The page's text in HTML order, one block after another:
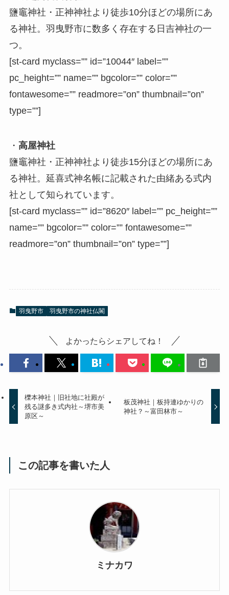
鹽竈神社・正神神社より徒歩10分ほどの場所にあ
る神社。羽曳野市に数多く存在する日吉神社の一
つ。
[st-card myclass=”” id=”10044″ label=””
pc_height=”” name=”” bgcolor=”” color=””
fontawesome=”” readmore=”on” thumbnail=”on”
type=””]
・ 高屋神社
鹽竈神社・正神神社より徒歩15分ほどの場所にあ
る神社。延喜式神名帳に記載された由緒ある式内
社として知られています。
[st-card myclass=”” id=”8620″ label=”” pc_height=””
name=”” bgcolor=”” color=”” fontawesome=””
readmore=”on” thumbnail=”on” type=””]
羽曳野市 羽曳野市の神社仏閣
よかったらシェアしてね！
櫟本神社｜旧社地に社殿が
残る謎多き式内社～堺市美
原区～
板茂神社｜板持連ゆかりの
神社？～富田林市～
この記事を書いた人
ミナカワ